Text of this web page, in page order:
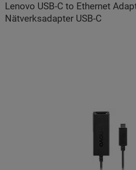
Lenovo USB-C to Ethernet
Nätverksadapter USB-C